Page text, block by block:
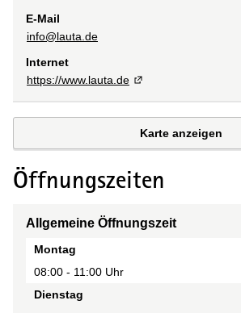
E-Mail
info@lauta.de
Internet
https://www.lauta.de
Karte anzeigen
Öffnungszeiten
Allgemeine Öffnungszeit
Tag
Zeit(en)
Anmerkung
Montag
08:00 - 11:00 Uhr
Dienstag